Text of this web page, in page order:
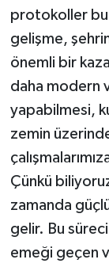
protokoller
gelişme,
önemli bir
daha modern
yapabilmesi,
zemin
Çünkü
zamanda
gelir. Bu
emeği geçen